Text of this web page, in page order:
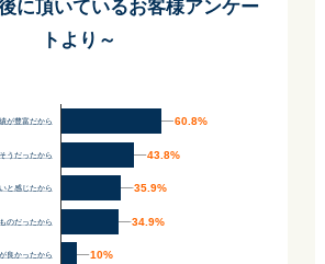
に頂いているお客様アンケー
トより～
が豊富だから
うだったから
と感じたから
のだったから
良かったから
60.8%
60.8%
43.8%
43.8%
35.9%
35.9%
34.9%
34.9%
10%
10%